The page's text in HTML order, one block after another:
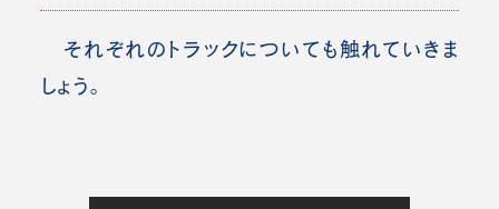
それぞれのトラックについても触れていきま
しょう。